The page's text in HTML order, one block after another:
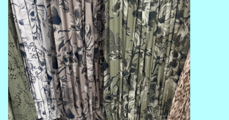
MAAT 48-50
MAAT 50-52
MAAT 52-54
MAAT 56-58